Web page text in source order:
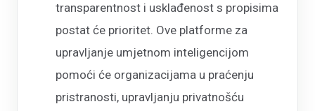
transparentnost i usklađenost s propisima
postat će prioritet. Ove platforme za
upravljanje umjetnom inteligencijom
pomoći će organizacijama u praćenju
pristranosti, upravljanju privatnošću